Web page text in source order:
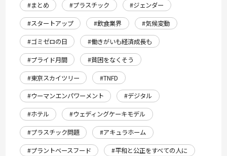
#まとめ
#プラスチック
#ジェンダー
#スタートアップ
#飲食業界
#気候変動
#ゴミゼロの日
#働きがいも経済成長も
#プライド月間
#貧困をなくそう
#東京スカイツリー
#TNFD
#ウーマンエンパワーメント
#デジタル
#ホテル
#ウェディングケーキモデル
#プラスチック問題
#アキュラホーム
#プラントベースフード
#平和と公正をすべての人に